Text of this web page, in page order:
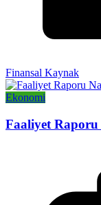
Finansal Kaynak
Ekonomi
Faaliyet Raporu